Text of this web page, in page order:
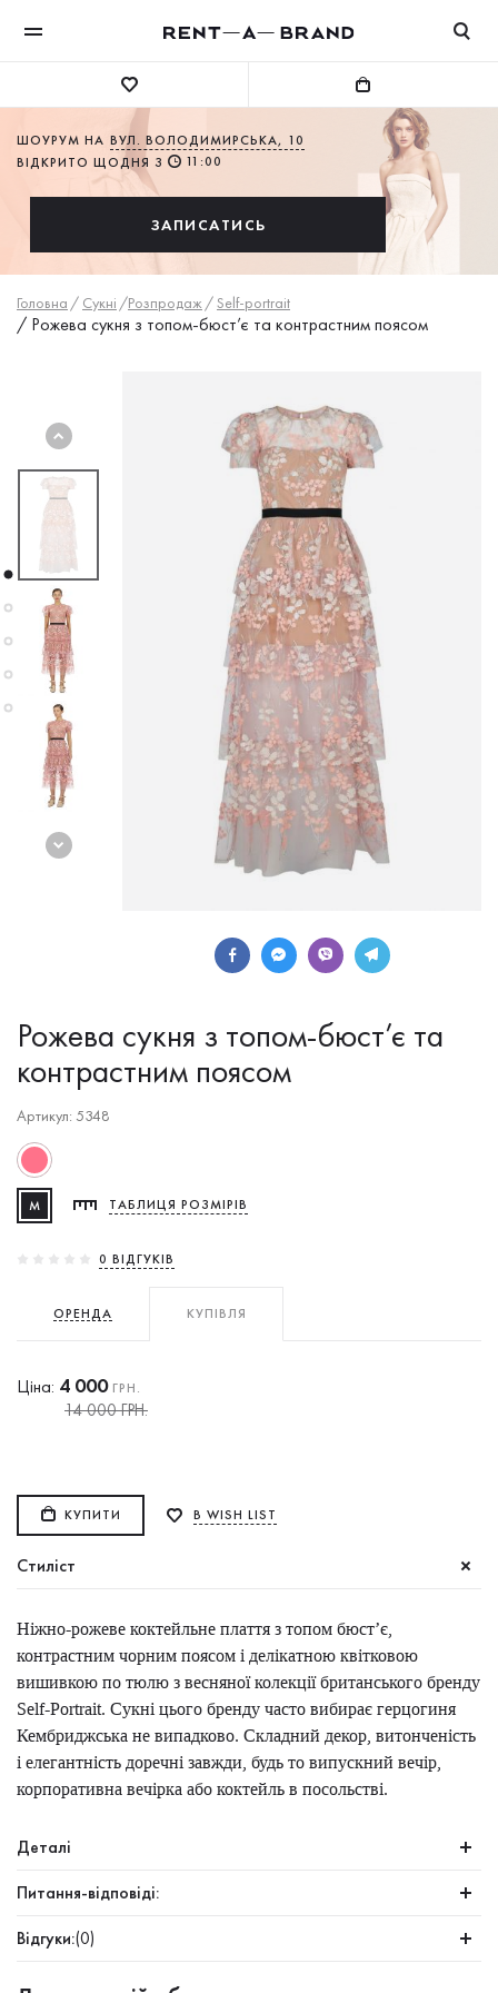
ШОУРУМ НА ВУЛ. ВОЛОДИМИРСЬКА, 10
ВІДКРИТО ЩОДНЯ З
11:00
ЗАПИСАТИСЬ
Головна / Сукнi /Розпродаж /Self-portrait
/ Рожева сукня з топом-бюст’є та контрастним поясом
Рожева сукня з топом-бюст’є та
контрастним поясом
Артикул: 5348
M ТАБЛИЦЯ РОЗМІРІВ
0 ВIДГУКIВ
ОРЕНДА КУПІВЛЯ
Ціна: 4 000ГРН.
14 000 ГРН.
КУПИТИ В WISH LIST
Стиліст
Ніжно-рожеве коктейльне плаття з топом бюст’є,
контрастним чорним поясом і делікатною квітковою
вишивкою по тюлю з весняної колекції британського бренду
Self-Portrait. Сукні цього бренду часто вибирає герцогиня
Кембриджська не випадково. Складний декор, витонченість
і елегантність доречні завжди, будь то випускний вечір,
корпоративна вечірка або коктейль в посольстві.
Деталі
Питання-відповіді:
Відгуки:(0)